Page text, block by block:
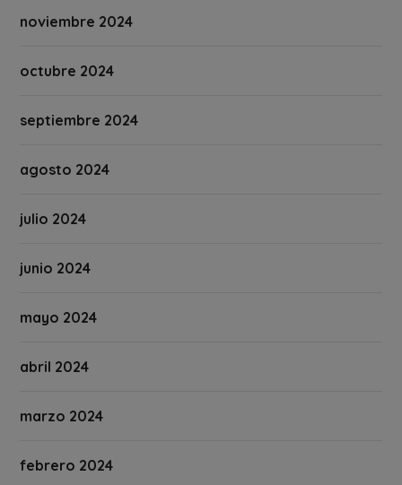
noviembre 2024
octubre 2024
septiembre 2024
agosto 2024
julio 2024
junio 2024
mayo 2024
abril 2024
marzo 2024
febrero 2024